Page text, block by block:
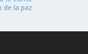
de la paz